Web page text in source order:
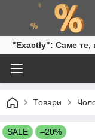
"Exactly": Саме
Товари
SALE –20%